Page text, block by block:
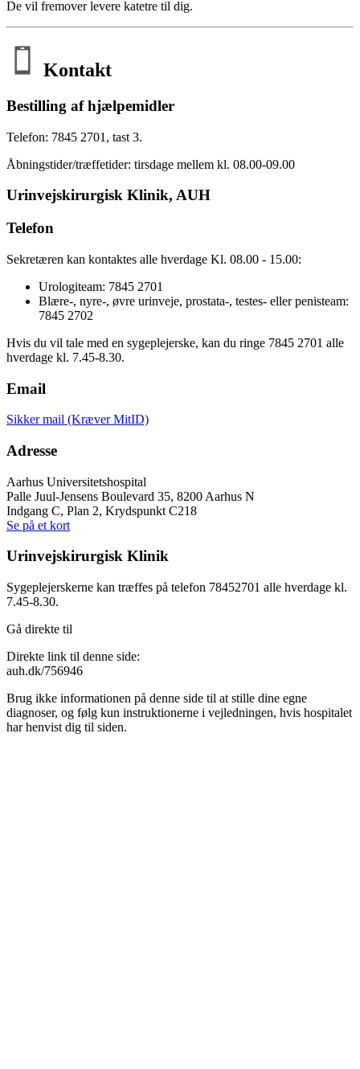
De vil fremover levere katetre til dig.
Kontakt
Bestilling af hjælpemidler
Telefon: 7845 2701, tast 3.
Åbningstider/træffetider: tirsdage mellem kl. 08.00-09.00
Urinvejskirurgisk Klinik, AUH
Telefon
Sekretæren kan kontaktes alle hverdage Kl. 08.00 - 15.00:
Urologiteam: 7845 2701
Blære-, nyre-, øvre urinveje, prostata-, testes- eller penisteam:
7845 2702
Hvis du vil tale med en sygeplejerske, kan du ringe 7845 2701 alle
hverdage kl. 7.45-8.30.
Email
Sikker mail (Kræver MitID)
Adresse
Aarhus Universitetshospital
Palle Juul-Jensens Boulevard 35, 8200 Aarhus N
Indgang C, Plan 2, Krydspunkt C218
Se på et kort
Urinvejskirurgisk Klinik
Sygeplejerskerne kan træffes på telefon 78452701 alle hverdage kl.
7.45-8.30.
Gå direkte til
Direkte link til denne side:
auh.dk/756946
Brug ikke informationen på denne side til at stille dine egne
diagnoser, og følg kun instruktionerne i vejledningen, hvis hospitalet
har henvist dig til siden.